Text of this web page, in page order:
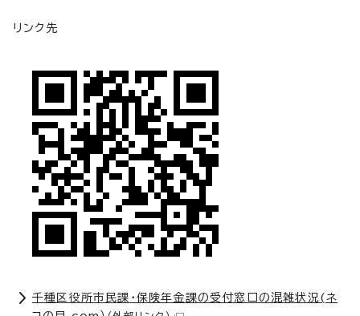
リンク先
千種区役所市民課・保険年金課の受付窓口の混雑状況(ネ